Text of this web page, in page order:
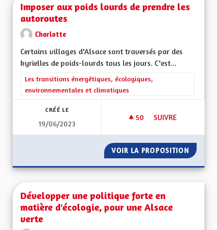
Imposer aux poids lourds de prendre les
autoroutes
Charlotte
Certains villages d'Alsace sont traversés par des
kyrielles de poids-lourds tous les jours. C'est...
Filtrer les résultats de la catégorie : Les transitions
Les transitions énergétiques, écologiques,
environnementales et climatiques
CRÉÉ LE
19/06/2023
50 50 ABONNÉS
SUIVRE
VOIR LA PROPOSITION
Développer une politique forte en
matière d'écologie, pour une Alsace
verte